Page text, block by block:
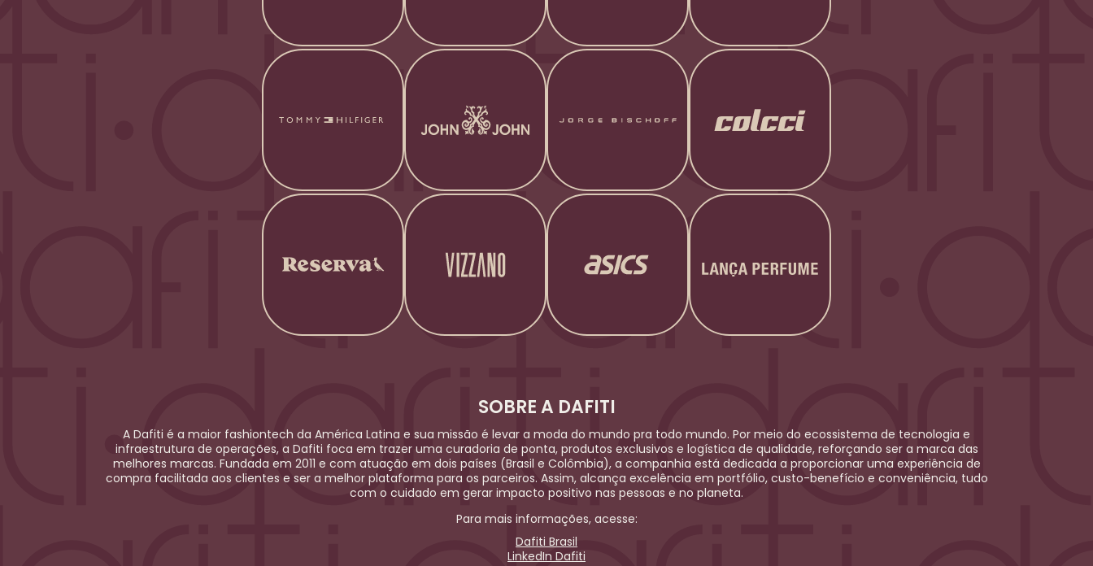
SOBRE A DAFITI
A Dafiti é a maior fashiontech da América Latina e sua missão é levar a moda do mundo pra todo mundo. Por meio do ecossistema de tecnologia e
infraestrutura de operações, a Dafiti foca em trazer uma curadoria de ponta, produtos exclusivos e logística de qualidade, reforçando ser a marca das
melhores marcas. Fundada em 2011 e com atuação em dois países (Brasil e Colômbia), a companhia está dedicada a proporcionar uma experiência de
compra facilitada aos clientes e ser a melhor plataforma para os parceiros. Assim, alcança excelência em portfólio, custo-benefício e conveniência, tudo
com o cuidado em gerar impacto positivo nas pessoas e no planeta.
Para mais informações, acesse:
Dafiti Brasil
LinkedIn Dafiti